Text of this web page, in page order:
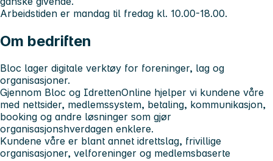
Arbeidstiden er mandag til fredag kl. 10.00-18.00.
Om bedriften
Bloc lager digitale verktøy for foreninger, lag og
organisasjoner.
Gjennom Bloc og IdrettenOnline hjelper vi kundene våre
med nettsider, medlemssystem, betaling, kommunikasjon,
booking og andre løsninger som gjør
organisasjonshverdagen enklere.
Kundene våre er blant annet idrettslag, frivillige
organisasjoner, velforeninger og medlemsbaserte